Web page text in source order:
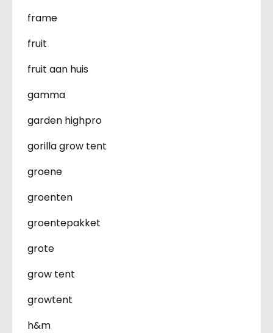
frame
fruit
fruit aan huis
gamma
garden highpro
gorilla grow tent
groene
groenten
groentepakket
grote
grow tent
growtent
h&m